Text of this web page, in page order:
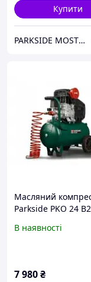
Купити
PARKSIDE MOSTYSKA
Масляний
Parkside PKO 24
В наявності
7 980₴